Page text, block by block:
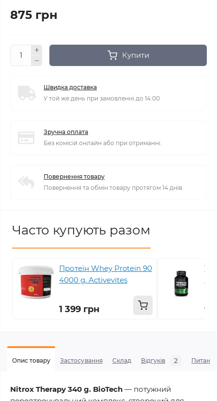
875 грн
Купити
Швидка доставка
У той же день при замовленні до 14:00
Зручна оплата
Без комісій онлайн або при отриманні.
Повернення товару
Повернення та обмін товару протягом 14 днів.
Часто купують разом
Протеїн Whey Protein 90
4000 g. Activevites
1 399 грн
Опис товару Застосування Склад Відгуків 2
Nitrox Therapy 340 g. BioTech — потужний